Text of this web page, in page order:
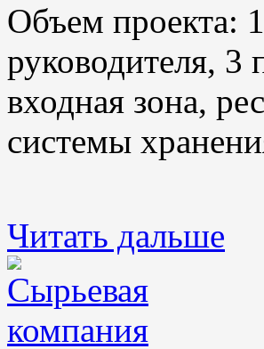
Объем проекта:
руководителя, 3
входная зона,
системы
Читать дальше